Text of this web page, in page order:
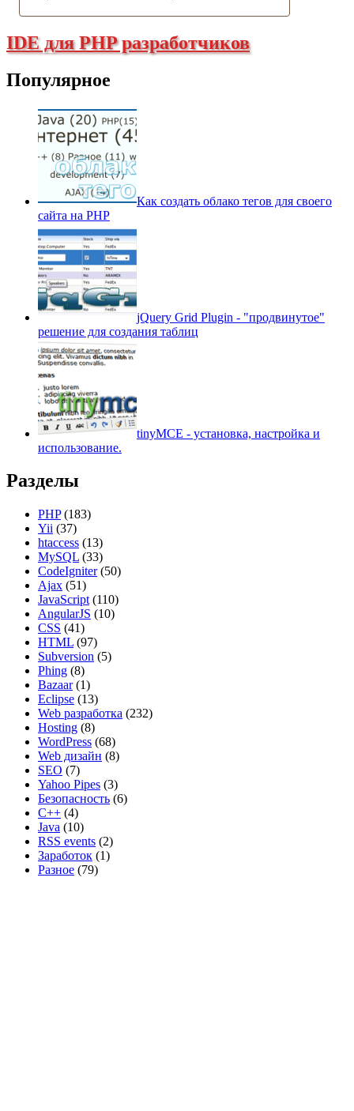
IDE для PHP разработчиков
Популярное
Как создать облако тегов для своего
сайта на PHP
jQuery Grid Plugin - "продвинутое"
решение для создания таблиц
tinyMCE - установка, настройка и
использование.
Разделы
PHP(183)
Yii (37)
htaccess (13)
MySQL (33)
CodeIgniter(50)
Ajax (51)
JavaScript (110)
AngularJS (10)
CSS (41)
HTML (97)
Subversion (5)
Phing (8)
Bazaar(1)
Eclipse (13)
Web разработка (232)
Hosting (8)
WordPress (68)
Web дизайн (8)
SEO (7)
Yahoo Pipes (3)
Безопасность (6)
C++ (4)
Java (10)
RSS events (2)
Заработок (1)
Разное (79)